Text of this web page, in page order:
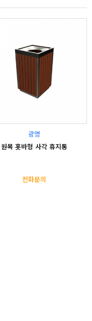
광명
원목 홋바형 사각 휴지통
전화문의